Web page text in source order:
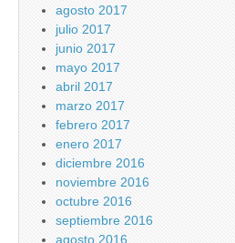
agosto 2017
julio 2017
junio 2017
mayo 2017
abril 2017
marzo 2017
febrero 2017
enero 2017
diciembre 2016
noviembre 2016
octubre 2016
septiembre 2016
agosto 2016